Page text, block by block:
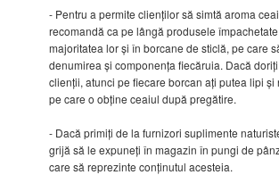
- Pentru a permite clienților să simtă aroma
recomandă ca pe lângă produsele
majoritatea lor și în borcane de sticlă, pe care
denumirea și componența fiecăruia. Dacă
clienții, atunci pe fiecare borcan ați putea lipi și
pe care o obține ceaiul după pregătire.
- Dacă primiți de la furnizori suplimente
grijă să le expuneți în magazin în pungi de
care să reprezinte conținutul acesteia.